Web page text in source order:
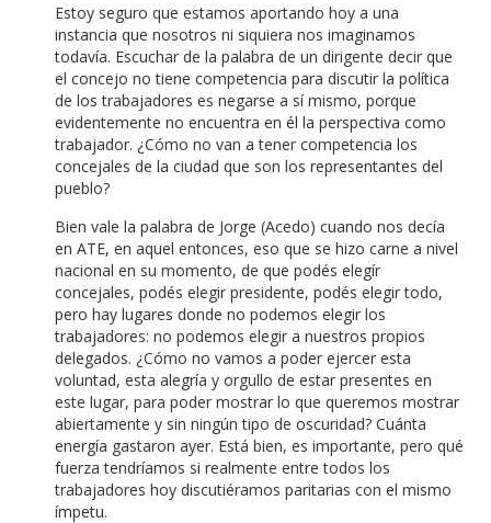
Estoy seguro que estamos aportando hoy a una
instancia que nosotros ni siquiera nos imaginamos
todavía. Escuchar de la palabra de un dirigente decir que
el concejo no tiene competencia para discutir la política
de los trabajadores es negarse a sí mismo, porque
evidentemente no encuentra en él la perspectiva como
trabajador. ¿Cómo no van a tener competencia los
concejales de la ciudad que son los representantes del
pueblo?
Bien vale la palabra de Jorge (Acedo) cuando nos decía
en ATE, en aquel entonces, eso que se hizo carne a nivel
nacional en su momento, de que podés elegír
concejales, podés elegir presidente, podés elegir todo,
pero hay lugares donde no podemos elegir los
trabajadores: no podemos elegir a nuestros propios
delegados. ¿Cómo no vamos a poder ejercer esta
voluntad, esta alegría y orgullo de estar presentes en
este lugar, para poder mostrar lo que queremos mostrar
abiertamente y sin ningún tipo de oscuridad? Cuánta
energía gastaron ayer. Está bien, es importante, pero qué
fuerza tendríamos si realmente entre todos los
trabajadores hoy discutiéramos paritarias con el mismo
ímpetu.